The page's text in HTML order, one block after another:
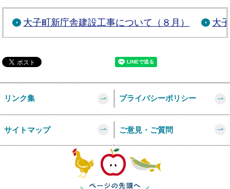
大子町新庁舎建設工事について（８月） 大
リンク集 プライバシーポリシー
サイトマップ ご意見・ご質問